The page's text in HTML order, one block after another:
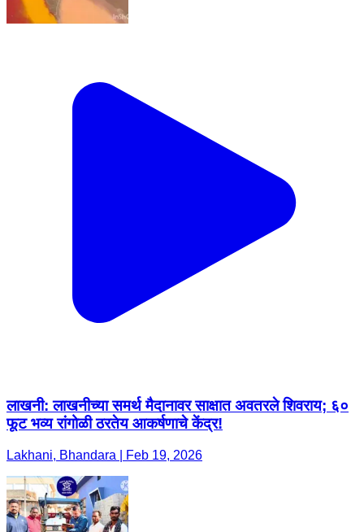
लाखनी: लाखनीच्या समर्थ मैदानावर साक्षात अवतरले शिवराय; ६०
फूट भव्य रांगोळी ठरतेय आकर्षणाचे केंद्र!
Lakhani, Bhandara | Feb 19, 2026